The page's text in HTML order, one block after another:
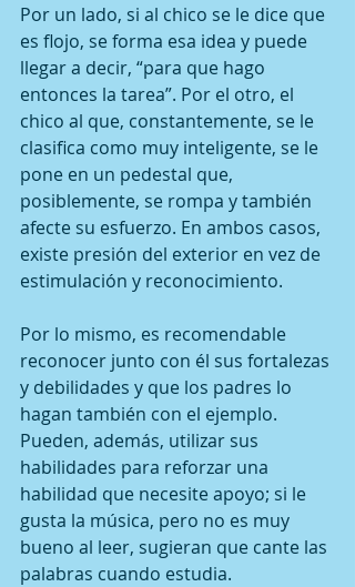
Por un lado, si al chico se le dice que
es flojo, se forma esa idea y puede
llegar a decir, “para que hago
entonces la tarea”. Por el otro, el
chico al que, constantemente, se le
clasifica como muy inteligente, se le
pone en un pedestal que,
posiblemente, se rompa y también
afecte su esfuerzo. En ambos casos,
existe presión del exterior en vez de
estimulación y reconocimiento.
Por lo mismo, es recomendable
reconocer junto con él sus fortalezas
y debilidades y que los padres lo
hagan también con el ejemplo.
Pueden, además, utilizar sus
habilidades para reforzar una
habilidad que necesite apoyo; si le
gusta la música, pero no es muy
bueno al leer, sugieran que cante las
palabras cuando estudia.